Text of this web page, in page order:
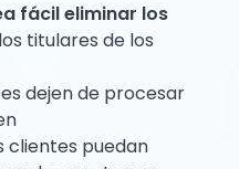
fácil eliminar los
titulares de los
dejen de procesar
clientes puedan